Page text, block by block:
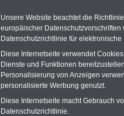
Sachsen-
Unsere Website beachtet die
europäischer
Datenschutzrichtlinie für
Diese Internetseite verwendet
Dienste und Funktionen
Personalisierung von Anzeigen
personalisierte Werbung genutzt.
Diese Internetseite macht Gebrauch
Datenschutzrichtlinie.